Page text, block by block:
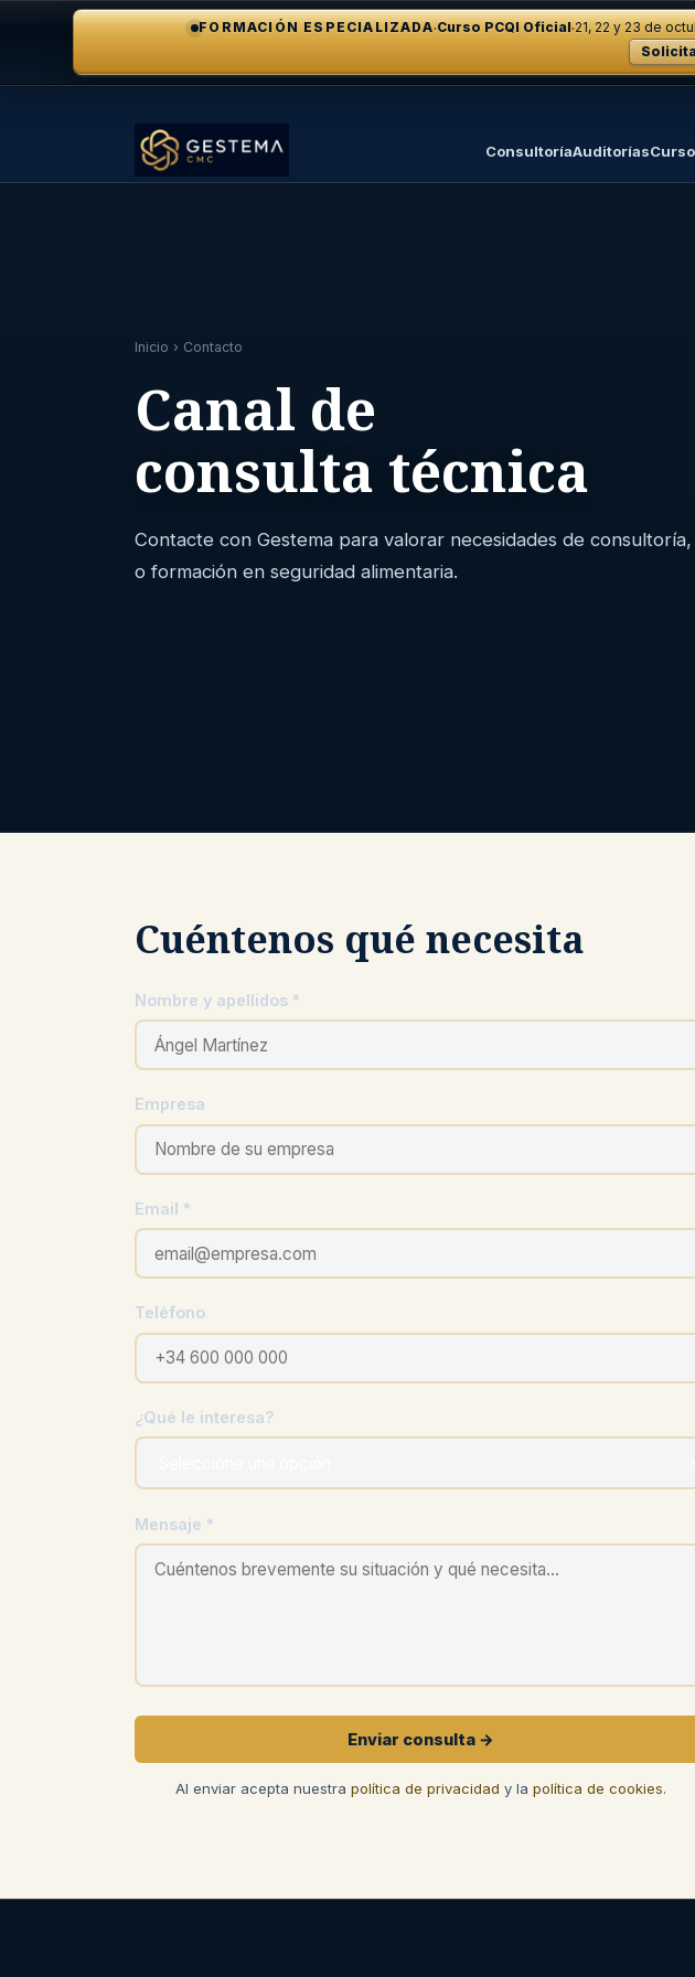
FORMACIÓN ESPECIALIZADA·Curso PCQI Oficial·21, 22 y 23 de
ConsultoríaAuditorías
Inicio › Contacto
Canal de
consulta técnica
Contacte con Gestema para valorar necesidades de
o formación en seguridad alimentaria.
Cuéntenos qué necesita
Nombre y apellidos *
Empresa
Email *
Teléfono
¿Qué le interesa?
Mensaje *
Enviar consulta →
Al enviar acepta nuestra política de privacidad y la política de cookies.